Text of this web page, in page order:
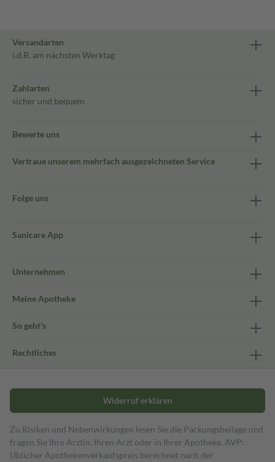
Versandarten
i.d.R. am nächsten Werktag
Zahlarten
sicher und bequem
Bewerte uns
Vertraue unserem mehrfach ausgezeichneten Service
Folge uns
Sanicare App
Unternehmen
Meine Apotheke
So geht's
Rechtliches
Widerruf erklären
Zu Risiken und Nebenwirkungen lesen Sie die Packungsbeilage und
fragen Sie Ihre Ärztin, Ihren Arzt oder in Ihrer Apotheke. AVP:
Üblicher Apothekenverkaufspreis berechnet nach der